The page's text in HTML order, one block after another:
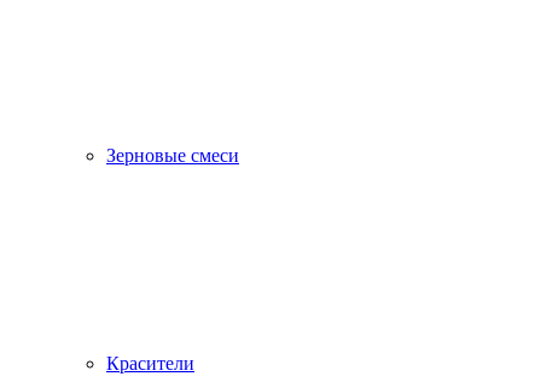
Зерновые смеси
Красители